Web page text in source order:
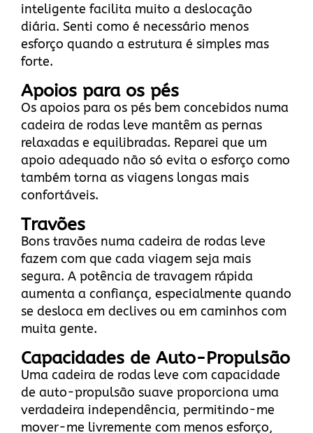
inteligente facilita muito a deslocação
diária. Senti como é necessário menos
esforço quando a estrutura é simples mas
forte.
Apoios para os pés
Os apoios para os pés bem concebidos numa
cadeira de rodas leve mantêm as pernas
relaxadas e equilibradas. Reparei que um
apoio adequado não só evita o esforço como
também torna as viagens longas mais
confortáveis.
Travões
Bons travões numa cadeira de rodas leve
fazem com que cada viagem seja mais
segura. A potência de travagem rápida
aumenta a confiança, especialmente quando
se desloca em declives ou em caminhos com
muita gente.
Capacidades de Auto-Propulsão
Uma cadeira de rodas leve com capacidade
de auto-propulsão suave proporciona uma
verdadeira independência, permitindo-me
mover-me livremente com menos esforço,